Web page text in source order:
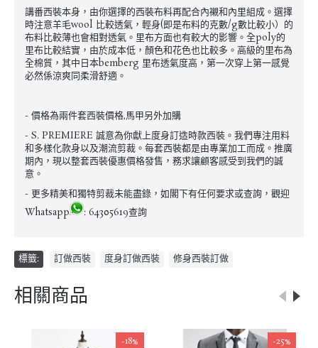
講番西裝本身，由你選擇的西裝布料再配合內襯和內里組成。選擇
時注意羊毛wool 比較透氣，輕身(即是布料的克數/g數比較小）的
布料比較薄也會相對透氣。里布方面也有較大的影響。全poly的
里布比較結實，由於成本低，顏色和花色也比較多。高級的里布為
全棉質，其中日本bemberg 里布透氣度高，第一次穿上第一感覺
必然係涼爽同柔滑舒適。
- 價格為兩件套西裝價格,馬甲另外加購
- S. PREMIERE 誠意為你獻上度身訂造時款西裝。我們專注用料
和多樣化款身以及潮流剪裁。每套西裝都是由專業加工而成。推廣
期內，現以整套西裝優惠價格發售，務求讓顧客感受到我們的誠
意。
- 更多精美和獨特剪裁未能盡錄，如閣下有任何要求或查詢，觀迎
Whatsapp
: 64305619查詢
標籤: 訂做西裝 度身訂做西裝 修身西裝訂做
相關商品
-18% -25%